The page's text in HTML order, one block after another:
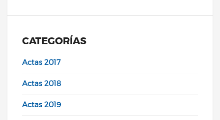
CATEGORÍAS
Actas 2017
Actas 2018
Actas 2019